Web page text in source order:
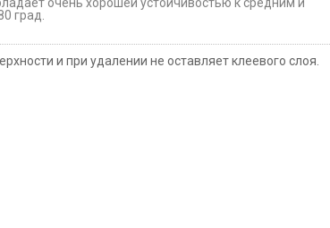
очень хорошей устойчивостью к средним и
град.
и при удалении не оставляет клеевого слоя.